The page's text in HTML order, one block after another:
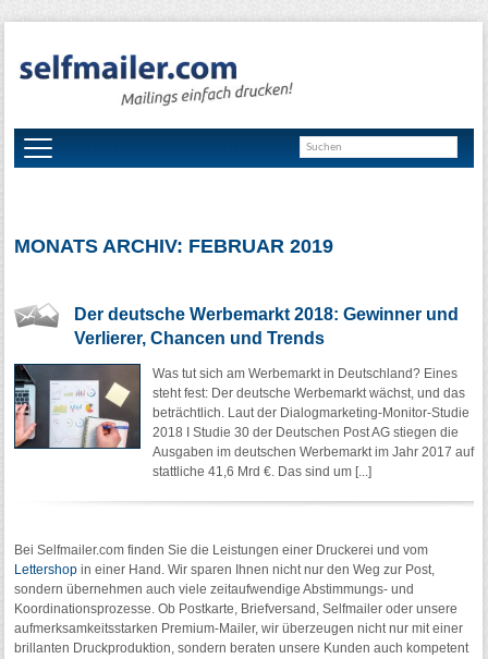
MONATS ARCHIV: FEBRUAR 2019
Der deutsche Werbemarkt 2018: Gewinner und
Verlierer, Chancen und Trends
Was tut sich am Werbemarkt in Deutschland? Eines
steht fest: Der deutsche Werbemarkt wächst, und das
beträchtlich. Laut der Dialogmarketing-Monitor-Studie
2018 I Studie 30 der Deutschen Post AG stiegen die
Ausgaben im deutschen Werbemarkt im Jahr 2017 auf
stattliche 41,6 Mrd €. Das sind um [...]
Bei Selfmailer.com finden Sie die Leistungen einer Druckerei und vom
Lettershop in einer Hand. Wir sparen Ihnen nicht nur den Weg zur Post,
sondern übernehmen auch viele zeitaufwendige Abstimmungs- und
Koordinationsprozesse. Ob Postkarte, Briefversand, Selfmailer oder unsere
aufmerksamkeitsstarken Premium-Mailer, wir überzeugen nicht nur mit einer
brillanten Druckproduktion, sondern beraten unsere Kunden auch kompetent